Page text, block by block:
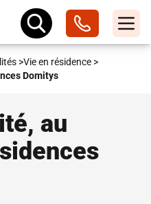
>Vie en résidence >
Domitys
au